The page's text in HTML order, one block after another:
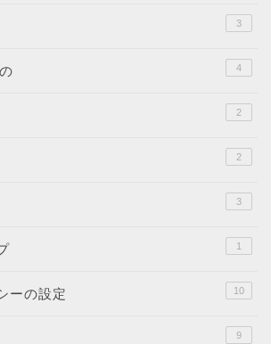
3
4
2
2
3
1
ーの設定 10
9